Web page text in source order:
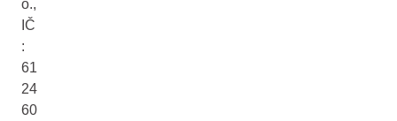
o.,
IČ
:
61
24
60